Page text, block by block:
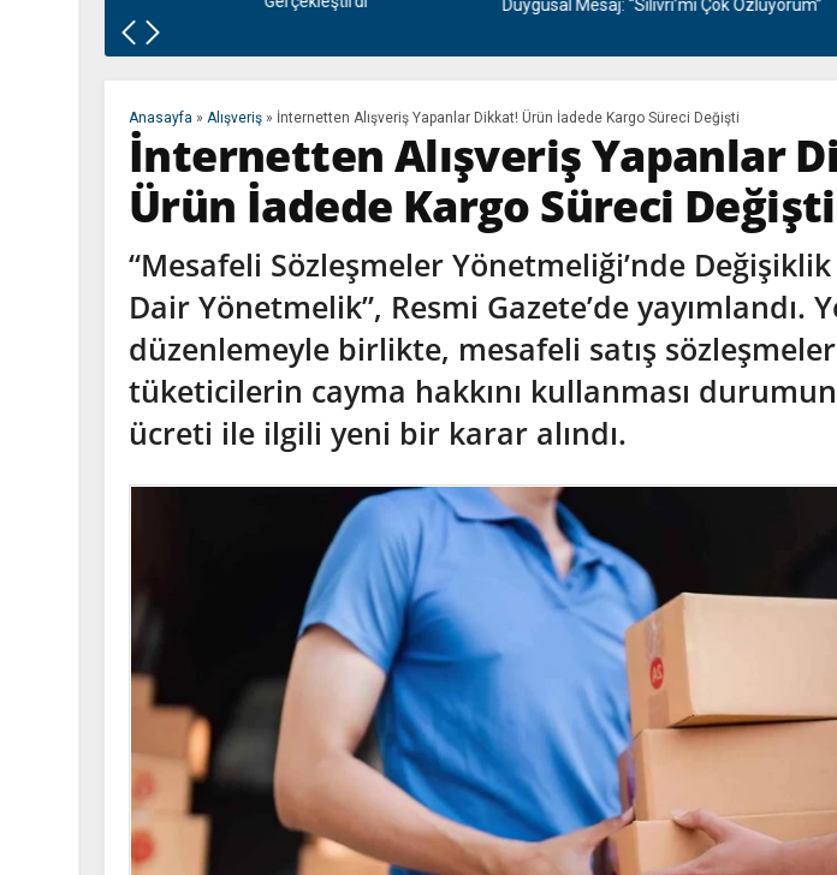
Duygusal Mesaj: “Silivri’mi Çok Özlüyorum”
Anasayfa » Alışveriş » İnternetten Alışveriş Yapanlar Dikkat! Ürün İadede Kargo Süreci Değişti
İnternetten Alışveriş Yapanlar
Ürün İadede Kargo Süreci Değişti
“Mesafeli Sözleşmeler Yönetmeliği’nde Değişiklik
Dair Yönetmelik”, Resmi Gazete’de yayımlandı.
düzenlemeyle birlikte, mesafeli satış
tüketicilerin cayma hakkını kullanması
ücreti ile ilgili yeni bir karar alındı.